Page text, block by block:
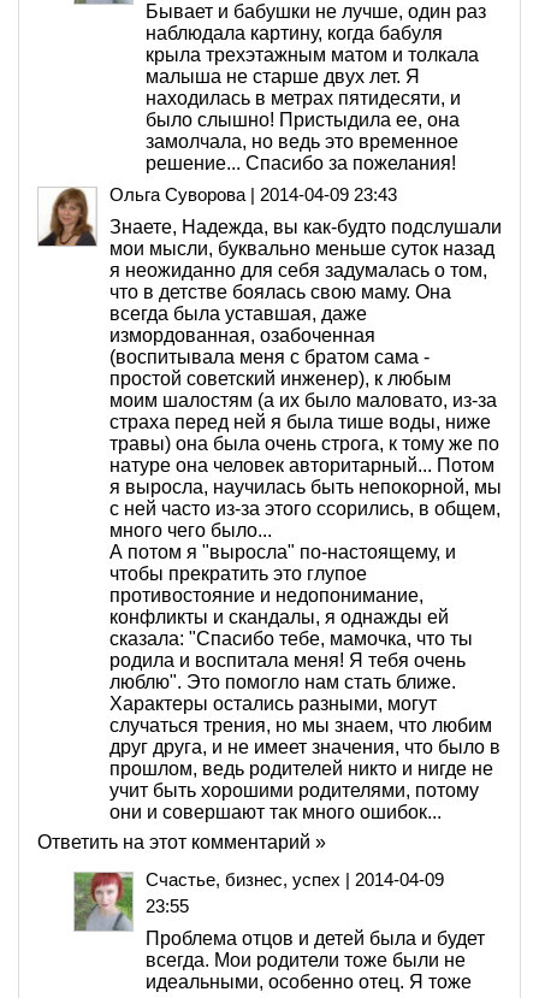
Бывает и бабушки не лучше, один раз
наблюдала картину, когда бабуля
крыла трехэтажным матом и толкала
малыша не старше двух лет. Я
находилась в метрах пятидесяти, и
было слышно! Пристыдила ее, она
замолчала, но ведь это временное
решение... Спасибо за пожелания!
Ольга Суворова | 2014-04-09 23:43
Знаете, Надежда, вы как-будто подслушали
мои мысли, буквально меньше суток назад
я неожиданно для себя задумалась о том,
что в детстве боялась свою маму. Она
всегда была уставшая, даже
измордованная, озабоченная
(воспитывала меня с братом сама -
простой советский инженер), к любым
моим шалостям (а их было маловато, из-за
страха перед ней я была тише воды, ниже
травы) она была очень строга, к тому же по
натуре она человек авторитарный... Потом
я выросла, научилась быть непокорной, мы
с ней часто из-за этого ссорились, в общем,
много чего было...
А потом я "выросла" по-настоящему, и
чтобы прекратить это глупое
противостояние и недопонимание,
конфликты и скандалы, я однажды ей
сказала: "Спасибо тебе, мамочка, что ты
родила и воспитала меня! Я тебя очень
люблю". Это помогло нам стать ближе.
Характеры остались разными, могут
случаться трения, но мы знаем, что любим
друг друга, и не имеет значения, что было в
прошлом, ведь родителей никто и нигде не
учит быть хорошими родителями, потому
они и совершают так много ошибок...
Ответить на этот комментарий »
Счастье, бизнес, успех | 2014-04-09
23:55
Проблема отцов и детей была и будет
всегда. Мои родители тоже были не
идеальными, особенно отец. Я тоже